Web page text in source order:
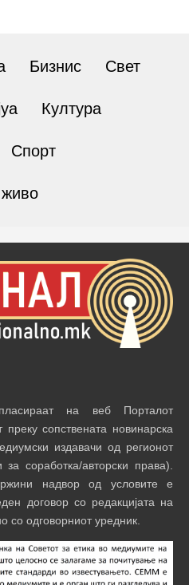
Бизнис Свет
Култура
Спорт
на веб Порталот
преку сопствената новинарска
издавачи од регионот
соработка/авторски права).
надвор од условите е
договор со редакцијата на
со одговорниот уредник.